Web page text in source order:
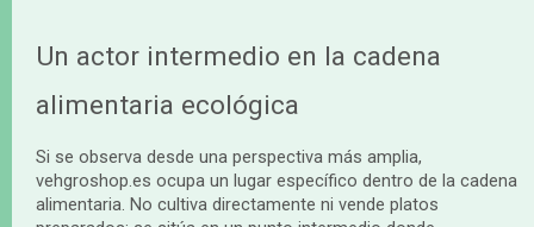
Un actor intermedio en la cadena
alimentaria ecológica
Si se observa desde una perspectiva más amplia,
vehgroshop.es ocupa un lugar específico dentro de la cadena
alimentaria. No cultiva directamente ni vende platos